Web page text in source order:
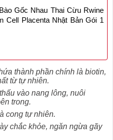
Gốc Nhau Thai Cừu Rwine
Cell Placenta Nhật Bản Gói 1
thành phần chính là biotin,
từ tự nhiên.
vào nang lông, nuôi
trong.
cong tự nhiên.
chắc khỏe, ngăn ngừa gãy